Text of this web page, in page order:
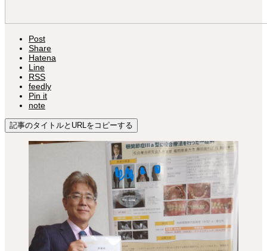
Post
Share
Hatena
Line
RSS
feedly
Pin it
note
記事のタイトルとURLをコピーする